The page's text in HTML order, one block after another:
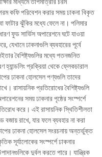
কফি পরিবেশন করার সময় ঢাকনা বিকৃত
ফাটার ঝুঁকির মধ্যে ফেলে না। পলিমার
ফুড সার্ভিস অপারেশনে ঘটে যাওয়া
যেখানে ঢাকনাগুলি ব্যবহারের পূর্বে
বৈশিষ্ট্যগুলির মধ্যে পতনজনিত
প্রক্রিয়া থেকে ফ্লেকচারাল
ঢাকনা হোলসেল পণ্যগুলি তাদের
রাসায়নিক প্রতিরোধের বৈশিষ্ট্যগুলি
সময় ঢাকনার পৃষ্ঠের সংস্পর্শে
করে। এই রাসায়নিক স্থিতিশীলতা
রাখে, যার ফলে ব্যবহার না করা
ঢাকনা হোলসেল সংরচনায় অন্তর্ভুক্ত
সূর্যালোকের সংস্পর্শে ঢাকনার
দুর্বল করতে পারে। যান্ত্রিক